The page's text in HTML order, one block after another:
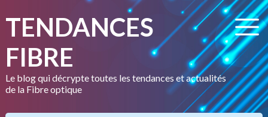
TENDANCES
FIBRE
Le blog qui décrypte toutes les tendances et actualités
de la Fibre optique